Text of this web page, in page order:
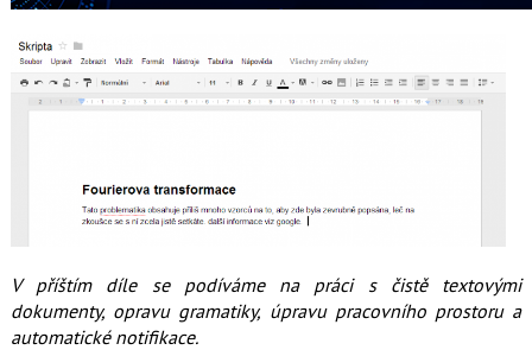
V příštím díle se podíváme na práci s čistě textovými
dokumenty, opravu gramatiky, úpravu pracovního prostoru a
automatické notifikace.